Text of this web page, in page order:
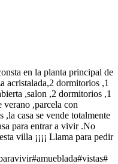
en la planta principal de
acristalada,2 dormitorios ,1
,salon ,2 dormitorios ,1
verano ,parcela con
,la casa se vende totalmente
para entrar a vivir .No
villa ¡¡¡¡ Llama para pedir